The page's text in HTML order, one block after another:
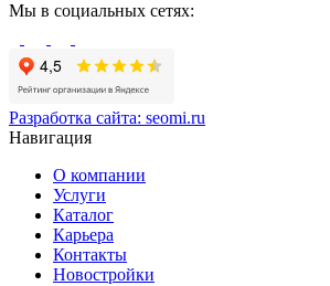
Мы в социальных сетях:
Разработка сайта: seomi.ru
Навигация
О компании
Услуги
Каталог
Карьера
Контакты
Новостройки